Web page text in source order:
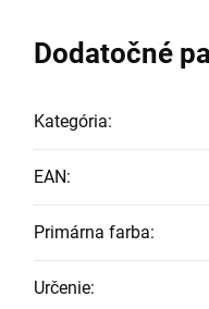
Dodatočné
Kategória:
EAN:
Primárna farba:
Určenie: